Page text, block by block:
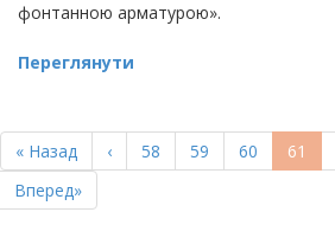
фонтанною арматурою».
Переглянути
НА
СТОРІНКИ
Перша
сторінка
« Назад
Попередня
сторінка
‹ Page
58 Page
59 Page
60 61
Остання
сторінка
Вперед»